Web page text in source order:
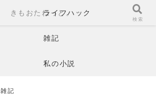
ライフハック
雑記
私の小説
雑記
きもおたねっと。
検索